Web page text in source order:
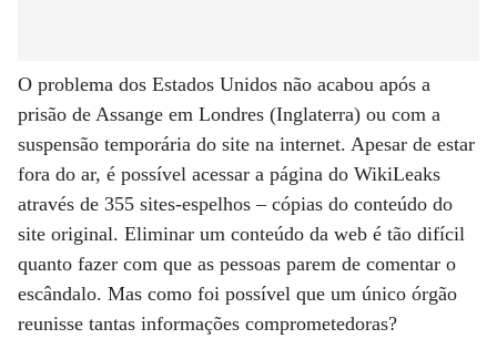
O problema dos Estados Unidos não acabou após a
prisão de Assange em Londres (Inglaterra) ou com a
suspensão temporária do site na internet. Apesar de estar
fora do ar, é possível acessar a página do WikiLeaks
através de 355 sites-espelhos – cópias do conteúdo do
site original. Eliminar um conteúdo da web é tão difícil
quanto fazer com que as pessoas parem de comentar o
escândalo. Mas como foi possível que um único órgão
reunisse tantas informações comprometedoras?